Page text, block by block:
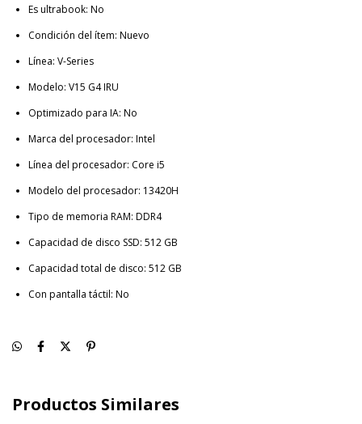
Es ultrabook: No
Condición del ítem: Nuevo
Línea: V-Series
Modelo: V15 G4 IRU
Optimizado para IA: No
Marca del procesador: Intel
Línea del procesador: Core i5
Modelo del procesador: 13420H
Tipo de memoria RAM: DDR4
Capacidad de disco SSD: 512 GB
Capacidad total de disco: 512 GB
Con pantalla táctil: No
Productos Similares